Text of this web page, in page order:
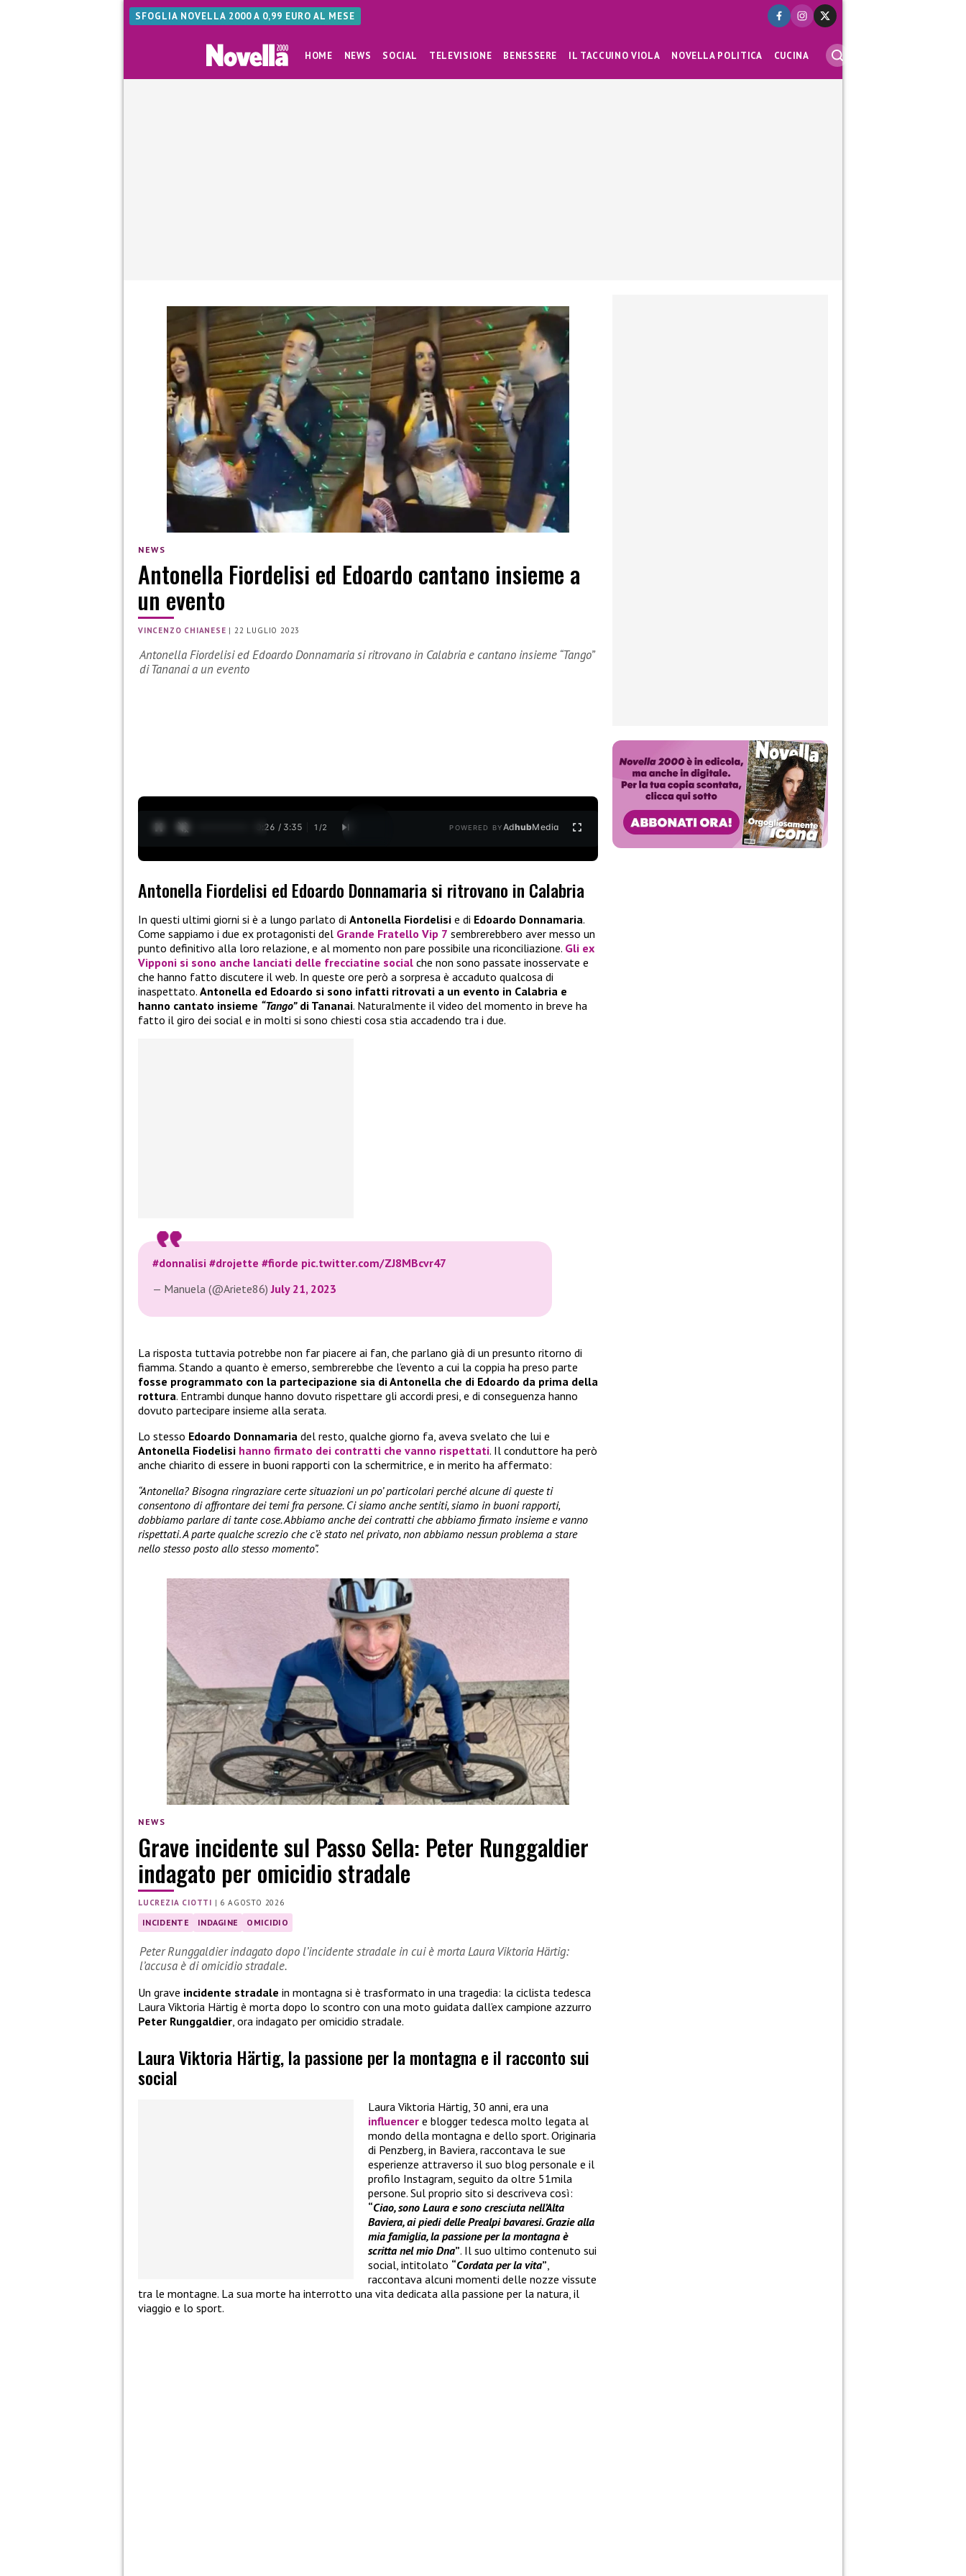
SFOGLIA NOVELLA 2000 A 0,99 EURO AL MESE
HOME NEWS SOCIAL TELEVISIONE BENESSERE IL TACCUINO VIOLA NOVELLA POLITICA CUCINA
NEWS
Antonella Fiordelisi ed Edoardo cantano insieme a
un evento
VINCENZO CHIANESE |22 LUGLIO 2023
Antonella Fiordelisi ed Edoardo Donnamaria si ritrovano in Calabria e cantano insieme “Tango”
di Tananai a un evento
0:27 / 3:35 1 /2 POWERED BYAdhubMedia
Antonella Fiordelisi ed Edoardo Donnamaria si ritrovano in Calabria
In questi ultimi giorni si è a lungo parlato di Antonella Fiordelisi e di Edoardo Donnamaria.
Come sappiamo i due ex protagonisti del Grande Fratello Vip 7 sembrerebbero aver messo un
punto definitivo alla loro relazione, e al momento non pare possibile una riconciliazione. Gli ex
Vipponi si sono anche lanciati delle frecciatine social che non sono passate inosservate e
che hanno fatto discutere il web. In queste ore però a sorpresa è accaduto qualcosa di
inaspettato. Antonella ed Edoardo si sono infatti ritrovati a un evento in Calabria e
hanno cantato insieme “Tango”di Tananai. Naturalmente il video del momento in breve ha
fatto il giro dei social e in molti si sono chiesti cosa stia accadendo tra i due.
#donnalisi #drojette #fiorde pic.twitter.com/ZJ8MBcvr47
— Manuela (@Ariete86)July 21, 2023
La risposta tuttavia potrebbe non far piacere ai fan, che parlano già di un presunto ritorno di
fiamma. Stando a quanto è emerso, sembrerebbe che l’evento a cui la coppia ha preso parte
fosse programmato con la partecipazione sia di Antonella che di Edoardo da prima della
rottura. Entrambi dunque hanno dovuto rispettare gli accordi presi, e di conseguenza hanno
dovuto partecipare insieme alla serata.
Lo stesso Edoardo Donnamaria del resto, qualche giorno fa, aveva svelato che lui e
Antonella Fiodelisi hanno firmato dei contratti che vanno rispettati. Il conduttore ha però
anche chiarito di essere in buoni rapporti con la schermitrice, e in merito ha affermato:
“Antonella? Bisogna ringraziare certe situazioni un po’ particolari perché alcune di queste ti
consentono di affrontare dei temi fra persone. Ci siamo anche sentiti, siamo in buoni rapporti,
dobbiamo parlare di tante cose. Abbiamo anche dei contratti che abbiamo firmato insieme e vanno
rispettati. A parte qualche screzio che c’è stato nel privato, non abbiamo nessun problema a stare
nello stesso posto allo stesso momento”.
NEWS
Grave incidente sul Passo Sella: Peter Runggaldier
indagato per omicidio stradale
LUCREZIA CIOTTI | 6 AGOSTO 2026
INCIDENTE INDAGINE OMICIDIO
Peter Runggaldier indagato dopo l’incidente stradale in cui è morta Laura Viktoria Härtig:
l’accusa è di omicidio stradale.
Un grave incidente stradale in montagna si è trasformato in una tragedia: la ciclista tedesca
Laura Viktoria Härtig è morta dopo lo scontro con una moto guidata dall’ex campione azzurro
Peter Runggaldier, ora indagato per omicidio stradale.
Laura Viktoria Härtig, la passione per la montagna e il racconto sui
social
Laura Viktoria Härtig, 30 anni, era una
influencer e blogger tedesca molto legata al
mondo della montagna e dello sport. Originaria
di Penzberg, in Baviera, raccontava le sue
esperienze attraverso il suo blog personale e il
profilo Instagram, seguito da oltre 51mila
persone. Sul proprio sito si descriveva così:
“Ciao, sono Laura e sono cresciuta nell’Alta
Baviera, ai piedi delle Prealpi bavaresi. Grazie alla
mia famiglia, la passione per la montagna è
scritta nel mio Dna”. Il suo ultimo contenuto sui
social, intitolato “Cordata per la vita”,
raccontava alcuni momenti delle nozze vissute
tra le montagne. La sua morte ha interrotto una vita dedicata alla passione per la natura, il
viaggio e lo sport.